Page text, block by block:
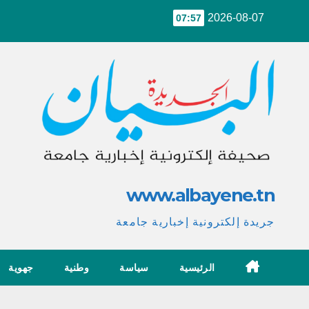
2026-08-07
07:57
www.albayene.tn
جريدة إلكترونية إخبارية جامعة
الرئيسية سياسة وطنية جهوية